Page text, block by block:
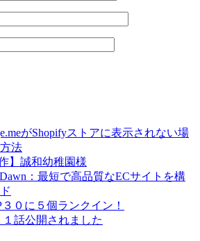
がShopifyストアに表示されない場
法
】誠和幼稚園様
：最短で高品質なECサイトを構
０に５個ランクイン！
１話公開されました